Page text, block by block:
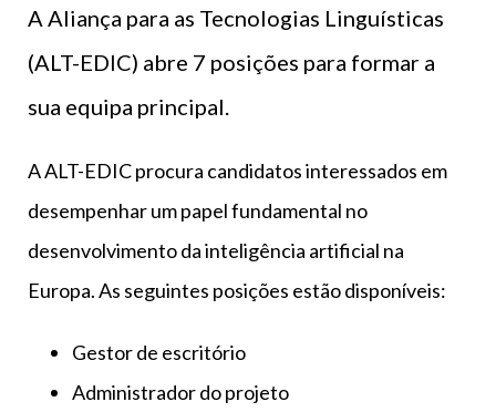
A Aliança para as Tecnologias Linguísticas
(ALT-EDIC) abre 7 posições para formar a
sua equipa principal.
A ALT-EDIC procura candidatos interessados em
desempenhar um papel fundamental no
desenvolvimento da inteligência artificial na
Europa. As seguintes posições estão disponíveis:
Gestor de escritório
Administrador do projeto